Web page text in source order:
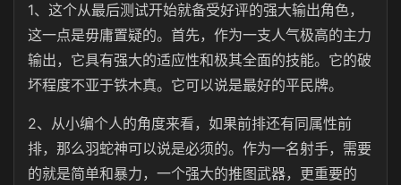
1、这个从最后测试开始就备受好评的强大输出角色，
这一点是毋庸置疑的。首先，作为一支人气极高的主力
输出，它具有强大的适应性和极其全面的技能。它的破
坏程度不亚于铁木真。它可以说是最好的平民牌。
2、从小编个人的角度来看，如果前排还有同属性前
排，那么羽蛇神可以说是必须的。作为一名射手，需要
的就是简单和暴力，一个强大的推图武器，更重要的